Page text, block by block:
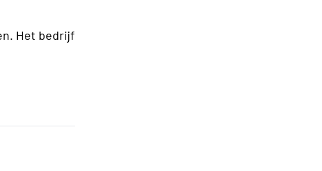
Het bedrijf